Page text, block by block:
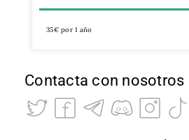
35€ por 1 año
Contacta con nosotros